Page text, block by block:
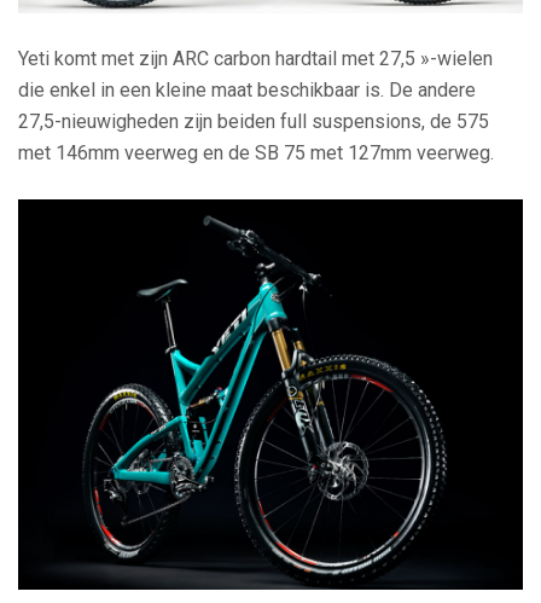
Yeti komt met zijn ARC carbon hardtail met 27,5 »-wielen
die enkel in een kleine maat beschikbaar is. De andere
27,5-nieuwigheden zijn beiden full suspensions, de 575
met 146mm veerweg en de SB 75 met 127mm veerweg.